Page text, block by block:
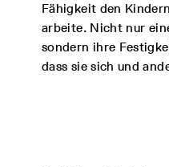
Fähigkeit den
arbeite. Nicht nur
sondern ihre
dass sie sich und